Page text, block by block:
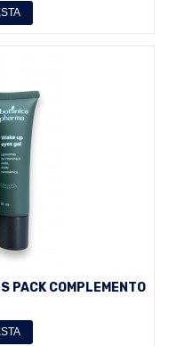
PACK COMPLEMENTO